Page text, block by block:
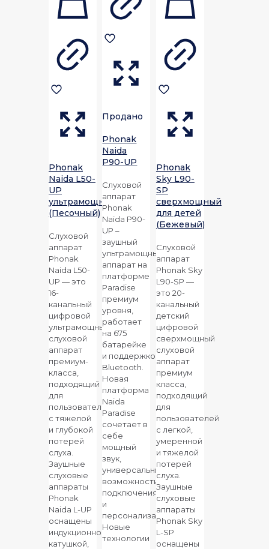
Phonak
Naida L50-
UP
ультрамощный
(Песочный)
Слуховой
аппарат
Phonak
Naida L50-
UP — это
16-
канальный
цифровой
ультрамощный
слуховой
аппарат
премиум-
класса,
подходящий
для
пользователей
с тяжелой
и глубокой
потерей
слуха.
Заушные
слуховые
аппараты
Phonak
Naida L-UP
оснащены
индукционной
катушкой,
Продано
Phonak
Naida
P90-UP
Слуховой
аппарат
Phonak
Naida P90-
UP –
заушный
ультрамощный
аппарат на
платформе
Paradise
премиум
уровня,
работает
на 675
батарейке
и поддержкой
Bluetooth.
Новая
платформа
Naida
Paradise
сочетает в
себе
мощный
звук,
универсальные
возможности
подключения
и
персонализацию.
Новые
технологии
Phonak
Sky L90-
SP
сверхмощный
для детей
(Бежевый)
Слуховой
аппарат
Phonak Sky
L90-SP —
это 20-
канальный
детский
цифровой
сверхмощный
слуховой
аппарат
премиум
класса,
подходящий
для
пользователей
с легкой,
умеренной
и тяжелой
потерей
слуха.
Заушные
слуховые
аппараты
Phonak Sky
L-SP
оснащены